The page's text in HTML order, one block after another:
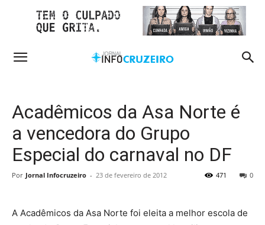
Acadêmicos da Asa Norte é
a vencedora do Grupo
Especial do carnaval no DF
Por Jornal Infocruzeiro - 23 de fevereiro de 2012 0
471
A Acadêmicos da Asa Norte foi eleita a melhor escola de